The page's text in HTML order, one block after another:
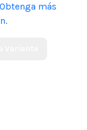
Obtenga más